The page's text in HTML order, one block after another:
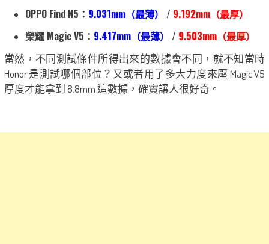
OPPO Find N5： 9.031mm（最薄） / 9.192mm（最厚）
榮耀 Magic V5： 9.417mm（最薄） / 9.503mm（最厚）
當然，不同測試條件所得出來的數據會不同，就不知當時
Honor 是測試哪個部位？又或者用了多大力度來壓 Magic V5
厚度才能拿到 8.8mm 這數據，確實讓人很好奇。